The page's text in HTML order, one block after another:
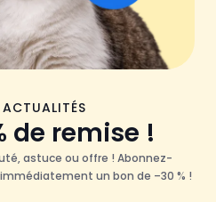
de remise !
astuce ou offre ! Abonnez-
un bon de –30 % !